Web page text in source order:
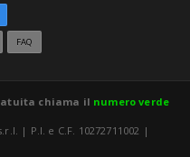
FAQ
chiama il numero verde
| P.I. e C.F. 10272711002 |